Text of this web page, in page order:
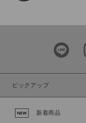
ピックアップ
新着商品